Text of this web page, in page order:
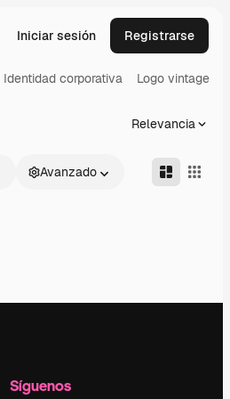
Iniciar sesión Registrarse
Identidad corporativa Logo vintage
Relevancia
Avanzado
Síguenos